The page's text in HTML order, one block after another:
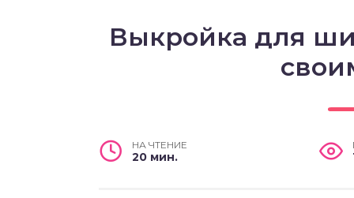
Выкройка для
НА ЧТЕНИЕ
20 мин.